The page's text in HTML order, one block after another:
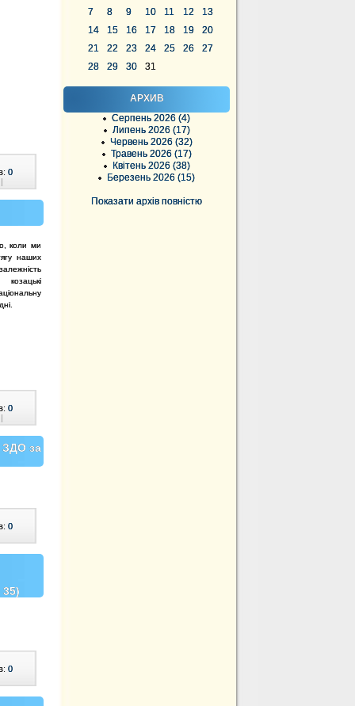
7
8 9 10 11 12
13
14
15 16 17 18 19
20
21
22 23 24 25 26
27
28
29 30 31
АРХИВ
Серпень 2026 (4)
Липень 2026 (17)
Червень 2026 (32)
Травень 2026 (17)
Квітень 2026 (38)
Березень 2026 (15)
Показати архів повністю
0
|
коли ми
наших
0
|
ЗДО за
0
35)
0